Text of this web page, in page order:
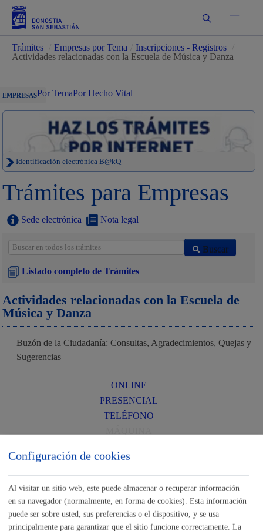
Buscar
Trámites Empresas por Tema Inscripciones - Registros
Actividades relacionadas con la Escuela de Música y Danza
EMPRESASPor TemaPor Hecho Vital
Identificación electrónica B@kQ
Trámites para Empresas
Sede electrónica Nota legal
Buscar
Listado completo de Trámites
Actividades relacionadas con la Escuela de
Música y Danza
Buzón de la Ciudadanía: Consultas, Agradecimientos, Quejas y
Sugerencias
ONLINE
PRESENCIAL
TELÉFONO
Escuela Música y Danza - Préstamos
ONLINE
PRESENCIAL
TELÉFONO
Configuración de cookies
Al visitar un sitio web, este puede almacenar o recuperar información
en su navegador (normalmente, en forma de cookies). Esta información
puede ser sobre usted, sus preferencias o el dispositivo, y se usa
principalmente para garantizar que el sitio funcione correctamente. La